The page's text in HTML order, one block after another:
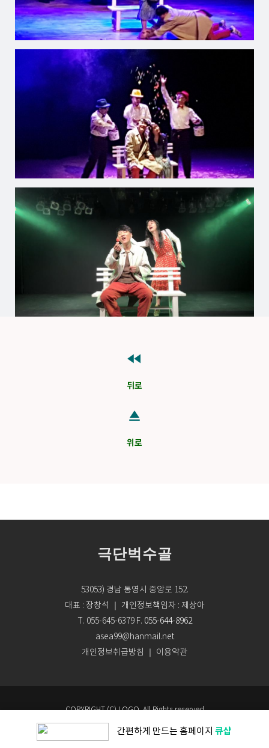
fast_rewind
뒤로
eject
위로
극단벅수골
53053) 경남 통영시 중앙로 152.
대표 : 장창석 ｜ 개인정보책임자 : 제상아
T. 055-645-6379 F. 055-644-8962
asea99@hanmail.net
개인정보취급방침
이용약관
COPYRIGHT (C) LOGO. All Rights reserved
Powerd by BSG
간편하게 만드는 홈페이지 큐샵